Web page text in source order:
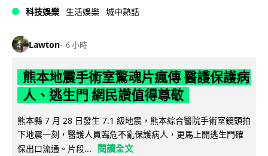
科技娛樂 生活娛樂 城中熱話
Lawton 6 小時
熊本地震手術室驚魂片瘋傳 醫護保護病
人、逃生門 網民讚值得尊敬
熊本縣 7 月 28 日發生 7.1 級地震，熊本綜合醫院手術室鏡頭拍
下地震一刻，醫護人員臨危不亂保護病人，更馬上開逃生門確
保出口流通。片段...
閱讀全文